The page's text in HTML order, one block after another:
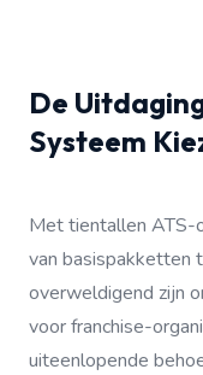
De
Systeem
Met tientallen ATS-
van basispakketten
overweldigend zijn
voor franchise-
uiteenlopende